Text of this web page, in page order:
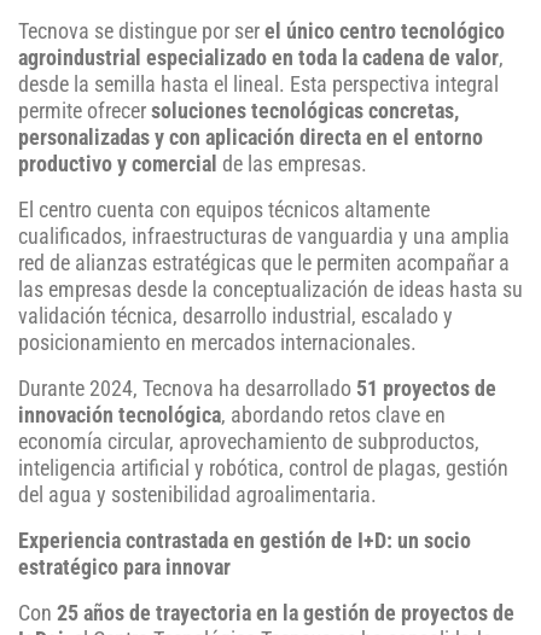
Tecnova se distingue por ser el único centro tecnológico
agroindustrial especializado en toda la cadena de valor,
desde la semilla hasta el lineal. Esta perspectiva integral
permite ofrecer soluciones tecnológicas concretas,
personalizadas y con aplicación directa en el entorno
productivo y comercial de las empresas.
El centro cuenta con equipos técnicos altamente
cualificados, infraestructuras de vanguardia y una amplia
red de alianzas estratégicas que le permiten acompañar a
las empresas desde la conceptualización de ideas hasta su
validación técnica, desarrollo industrial, escalado y
posicionamiento en mercados internacionales.
Durante 2024, Tecnova ha desarrollado 51 proyectos de
innovación tecnológica, abordando retos clave en
economía circular, aprovechamiento de subproductos,
inteligencia artificial y robótica, control de plagas, gestión
del agua y sostenibilidad agroalimentaria.
Experiencia contrastada en gestión de I+D: un socio
estratégico para innovar
Con 25 años de trayectoria en la gestión de proyectos de